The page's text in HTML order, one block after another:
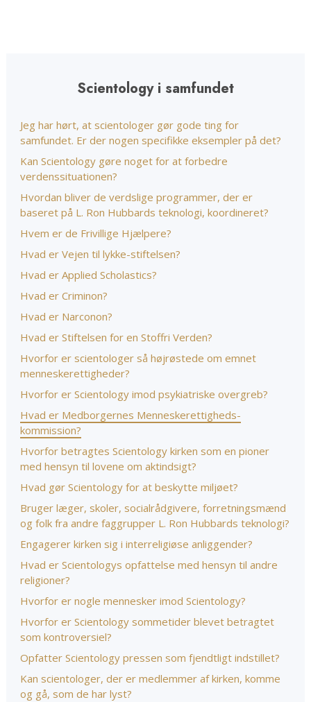
Scientology i samfundet
Jeg har hørt, at scientologer gør gode ting for
samfundet. Er der nogen specifikke eksempler på det?
Kan Scientology gøre noget for at forbedre
verdenssituationen?
Hvordan bliver de verdslige programmer, der er
baseret på L. Ron Hubbards teknologi, koordineret?
Hvem er de Frivillige Hjælpere?
Hvad er Vejen til lykke-stiftelsen?
Hvad er Applied Scholastics?
Hvad er Criminon?
Hvad er Narconon?
Hvad er Stiftelsen for en Stoffri Verden?
Hvorfor er scientologer så højrøstede om emnet
menneskerettigheder?
Hvorfor er Scientology imod psykiatriske overgreb?
Hvad er Medborgernes Menneskerettigheds­
kommission?
Hvorfor betragtes Scientology kirken som en pioner
med hensyn til lovene om aktindsigt?
Hvad gør Scientology for at beskytte miljøet?
Bruger læger, skoler, socialrådgivere, forretningsmænd
og folk fra andre faggrupper L. Ron Hubbards teknologi?
Engagerer kirken sig i interreligiøse anliggender?
Hvad er Scientologys opfattelse med hensyn til andre
religioner?
Hvorfor er nogle mennesker imod Scientology?
Hvorfor er Scientology sommetider blevet betragtet
som kontroversiel?
Opfatter Scientology pressen som fjendtligt indstillet?
Kan scientologer, der er medlemmer af kirken, komme
og gå, som de har lyst?